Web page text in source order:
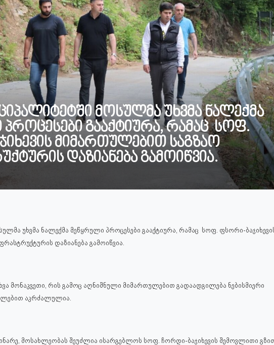
მოსულმა უხვმა ნალექმა
გააქტიურა, რამაც სოფ.
მიმართულებით საგზაო
დაზიანება გამოიწვია.
უხვმა ნალექმა მეწყრული პროცესები გააქტიურა, რამაც სოფ. ფსორი-
დაზიანება გამოიწვია.
მონაკვეთი, რის გამოც აღნიშნული მიმართულებით გადაადგილება ნებისმიერი
აკრძალულია.
მოსახლეობას შეუძლია ისარგებლოს სოფ. ჩორდი-ბაჯიხევის შემოვლითი